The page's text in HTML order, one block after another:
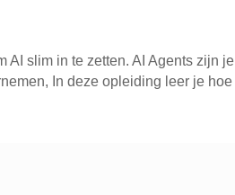
AI slim in te zetten. AI Agents zijn je
In deze opleiding leer je hoe